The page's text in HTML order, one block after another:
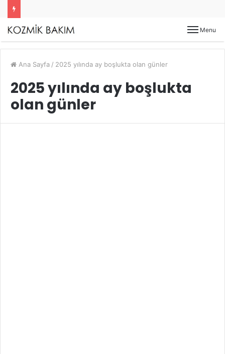
Menu
Ana Sayfa / 2025 yılında ay boşlukta olan günler
2025 yılında ay boşlukta
olan günler